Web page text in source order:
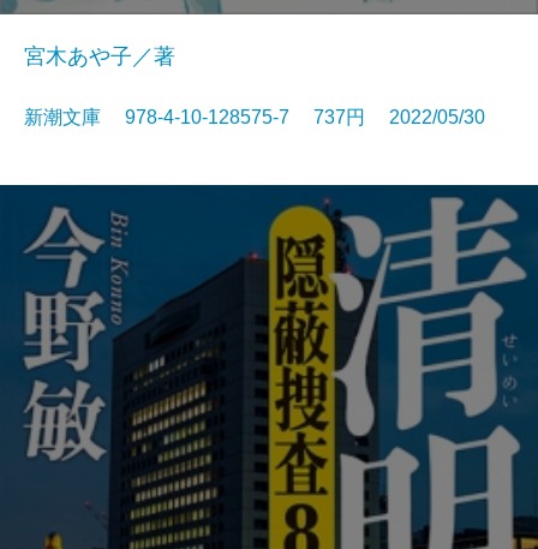
宮木あや子／著
新潮文庫 978-4-10-128575-7 737円 2022/05/30